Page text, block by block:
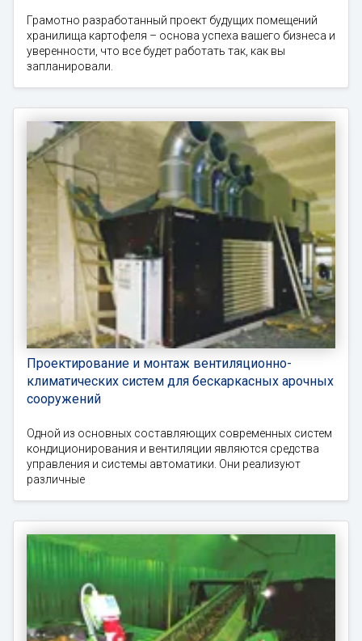
Грамотно разработанный проект будущих помещений
хранилища картофеля – основа успеха вашего бизнеса и
уверенности, что все будет работать так, как вы
запланировали.
Проектирование и монтаж вентиляционно-
климатических систем для бескаркасных арочных
сооружений
Одной из основных составляющих современных систем
кондиционирования и вентиляции являются средства
управления и системы автоматики. Они реализуют
различные